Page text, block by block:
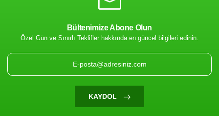
Bültenimize Abone Olun
Özel Gün ve Sınırlı Teklifler hakkında en güncel bilgileri edinin.
KAYDOL